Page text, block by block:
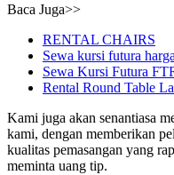
Baca Juga>>
RENTAL CHAIRS
Sewa kursi futura
Sewa Kursi Futura
Rental Round Table
Kami juga akan senantiasa
kami, dengan memberikan
kualitas pemasangan yang
meminta uang tip.